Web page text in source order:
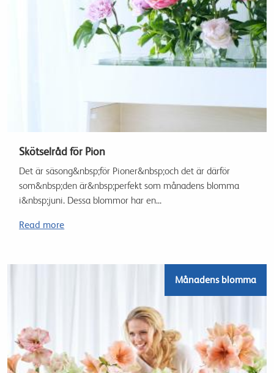
Skötselråd för Pion
Det är säsong&nbsp;för Pioner&nbsp;och det är därför
som&nbsp;den är&nbsp;perfekt som månadens blomma
i&nbsp;juni. Dessa blommor har en...
Read more
Månadens blomma